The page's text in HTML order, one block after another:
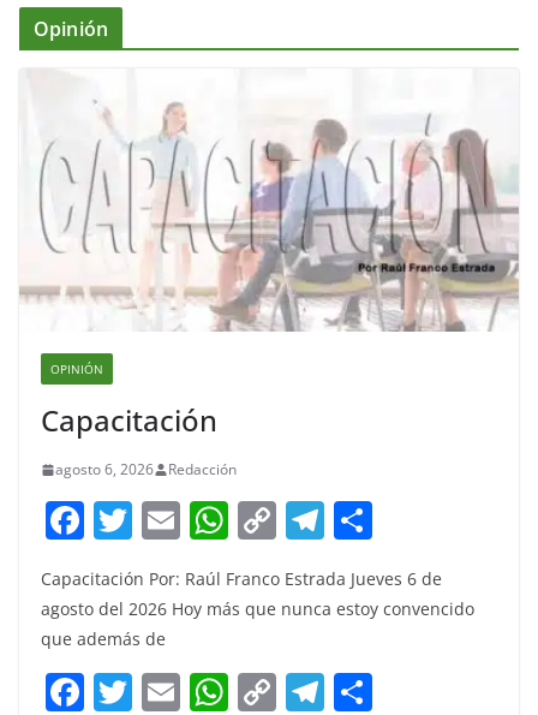
Opinión
OPINIÓN
Capacitación
agosto 6, 2026 Redacción
F
a
c
e
b
T
itt
er
E
m
ai
W
at
A
C
p
Li
T
el
e
a
ar
e
Capacitación Por: Raúl Franco Estrada Jueves 6 de
agosto del 2026 Hoy más que nunca estoy convencido
que además de
F T E W C T